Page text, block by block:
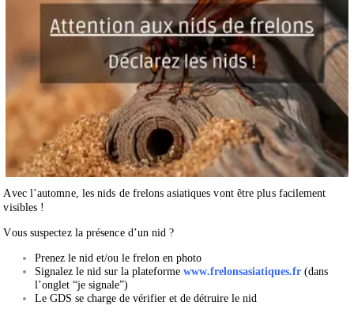
Avec l’automne, les nids de frelons asiatiques vont être plus facilement
visibles !
Vous suspectez la présence d’un nid ?
Prenez le nid et/ou le frelon en photo
Signalez le nid sur la plateformewww.frelonsasiatiques.fr (dans
l’onglet “je signale”)
Le GDS se charge de vérifier et de détruire le nid